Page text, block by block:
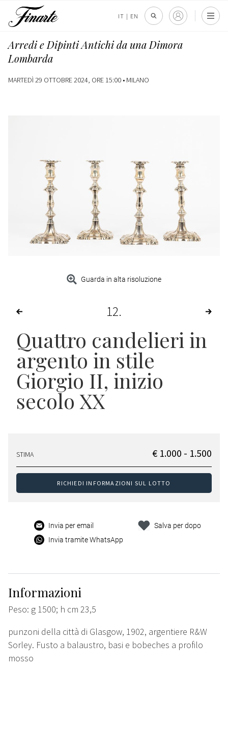
IT | EN
Arredi e Dipinti Antichi da una Dimora
Lombarda
MARTEDÌ 29 OTTOBRE 2024, ORE 15:00 • MILANO
Guarda in alta risoluzione
12
Quattro candelieri in
argento in stile
Giorgio II, inizio
secolo XX
STIMA € 1.000 - 1.500
RICHIEDI INFORMAZIONI SUL LOTTO
Invia per email
Invia tramite WhatsApp
Salva per dopo
Informazioni
Peso: g 1500; h cm 23,5
punzoni della città di Glasgow, 1902, argentiere R&W
Sorley. Fusto a balaustro, basi e bobeches a profilo
mosso